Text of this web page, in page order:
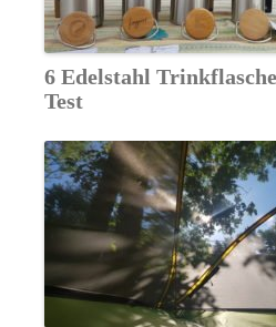
6 Edelstahl
Test